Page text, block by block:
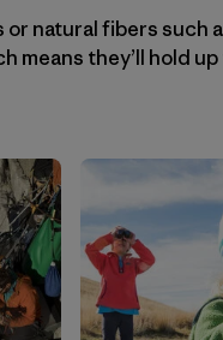
1
natural fibers such
means they’ll hold